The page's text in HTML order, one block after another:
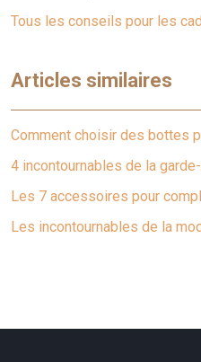
Tous les conseils pour les
Articles similaires
Comment choisir des bottes
4 incontournables de la
Les 7 accessoires pour
Les incontournables de la